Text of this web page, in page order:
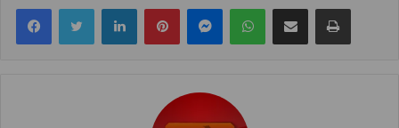
FacebookTwitter LinkedInPinterestMessengerWhatsAppShare via Email Print